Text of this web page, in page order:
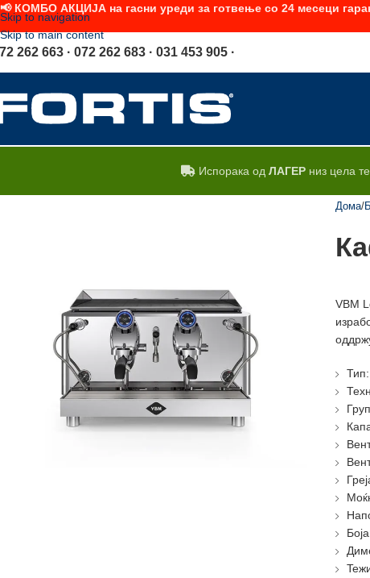
Skip to navigation
Skip to main content
262 663 · 072 262 683 · 031 453 905 ·
Испорака од ЛАГЕРниз цела
Дома
VBM
📢 КОМБО АКЦИЈА на гасни уреди за готвење со 24 месеци